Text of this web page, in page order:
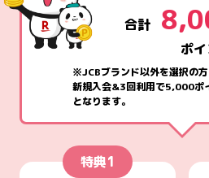
合計
ポ
※JCBブランド以外を選択の
新規入会&3回利用で5,000ポ
となります。
特典1